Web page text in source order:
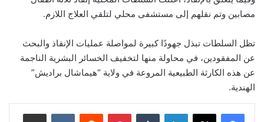
مصابين وتم نقلهم إلى مستشفى محلي لتلقي العلاج اللازم.
تظل السلطات تبذل جهودًا كبيرة لمواصلة عمليات الإنقاذ والبحث
عن المفقودين، في محاولة منها لتخفيف الخسائر البشرية الناجمة
عن هذه الكارثة الطبيعية المروعة في ولاية “هيماشال براديش”
الهندية.
لينكدإن بينتيريست